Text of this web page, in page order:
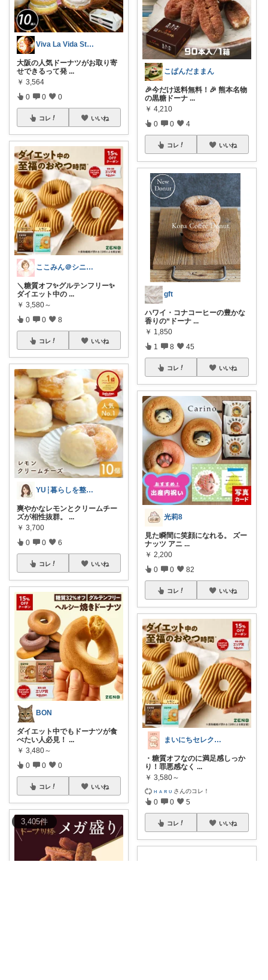
3,405件
Viva La Vida Studio
大阪の人気ドーナツがお取り寄
せできるって発 ...
￥ 3,564
0 0 0
コレ いいね
ここみん＠シニアを応援
＼糖質オフ✨グルテンフリー✨
ダイエット中の ...
￥ 3,580～
0 0 8
コレ いいね
YU┆暮らしを整えるもの
爽やかなレモンとクリームチー
ズが相性抜群。
...
￥ 3,700
0 0 6
コレ いいね
BON
ダイエット中でもドーナツが食
べたい人必見！ ...
￥ 3,480～
0 0 0
コレ いいね
こぱんだままん
🎉今だけ送料無料！🎉 熊本名物
の黒糖ドーナ ...
￥ 4,210
0 0 4
コレ いいね
gft
ハワイ・コナコーヒーの豊かな
香りの“ドーナ ...
￥ 1,850
1 8 45
コレ いいね
光莉8
見た瞬間に笑顔になれる。 ズー
ナッツ アニ ...
￥ 2,200
0 0 82
コレ いいね
まいにちセレクトdays
・糖質オフなのに満足感しっか
り！罪悪感なく ...
￥ 3,580～
ʜ ᴀ ʀ ᴜ さんのコレ！
0 0 5
コレ いいね